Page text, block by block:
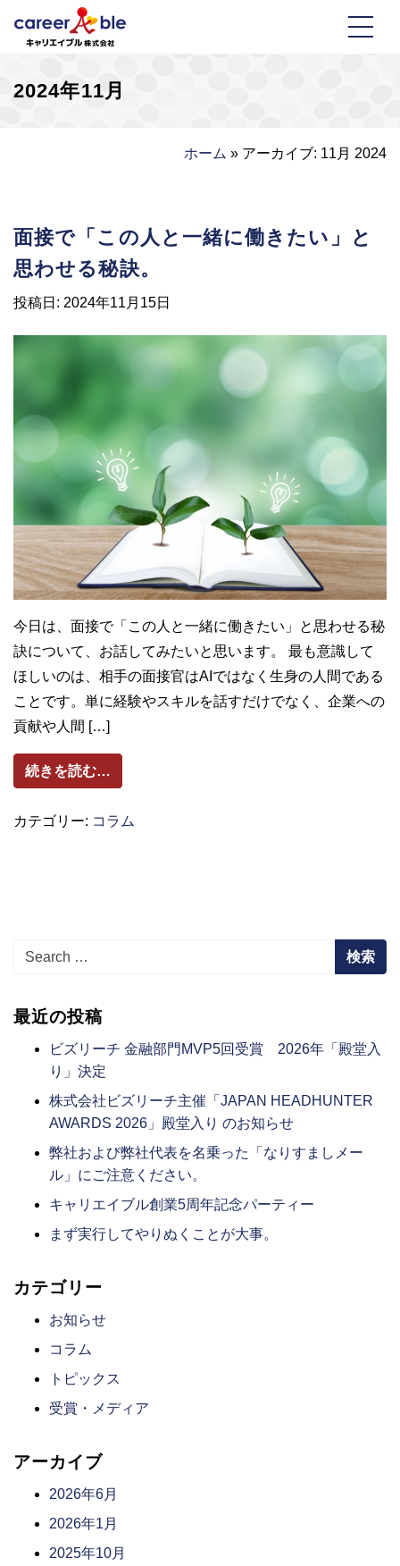
2024年11月
ホーム » アーカイブ: 11月 2024
2024年11月
面接で「この人と一緒に働きたい」と
思わせる秘訣。
投稿日: 2024年11月15日
今日は、面接で「この人と一緒に働きたい」と思わせる秘
訣について、お話してみたいと思います。 最も意識して
ほしいのは、相手の面接官はAIではなく生身の人間である
ことです。単に経験やスキルを話すだけでなく、企業への
貢献や人間 […]
続きを読む…
カテゴリー: コラム
Search for:
最近の投稿
ビズリーチ 金融部門MVP5回受賞 2026年「殿堂入
り」決定
株式会社ビズリーチ主催「JAPAN HEADHUNTER
AWARDS 2026」殿堂入り のお知らせ
弊社および弊社代表を名乗った「なりすましメー
ル」にご注意ください。
キャリエイブル創業5周年記念パーティー
まず実行してやりぬくことが大事。
カテゴリー
お知らせ
コラム
トピックス
受賞・メディア
アーカイブ
2026年6月
2026年1月
2025年10月